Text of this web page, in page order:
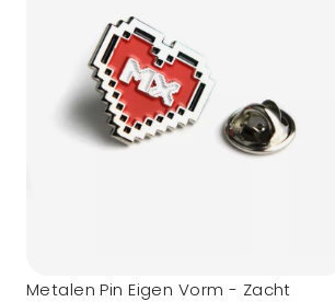
Metalen Pin Eigen Vorm - Zacht